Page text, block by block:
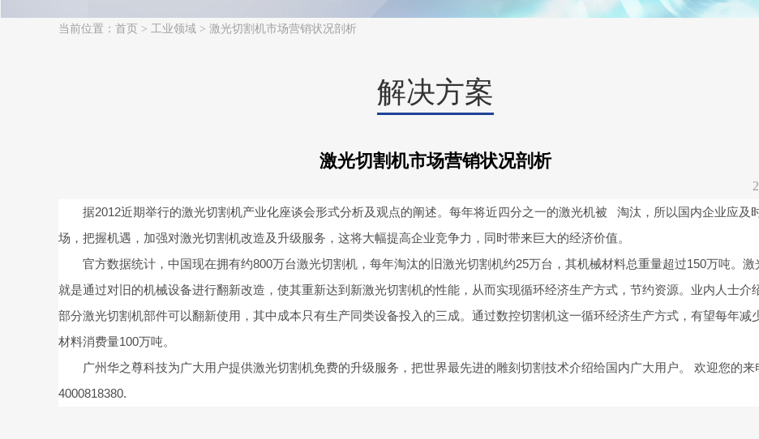
当前位置： 首页 > 工业领域 > 激光切割机市场营销状况剖析
解决方案
激光切割机市场营销状况剖析
据2012近期举行的激光切割机产业化座谈会形式分析及观点的阐述。每年将近四分之一的激光机被 淘汰，所以国内企业应及
场，把握机遇，加强对激光切割机改造及升级服务，这将大幅提高企业竞争力，同时带来巨大的经济价值。
官方数据统计，中国现在拥有约800万台激光切割机，每年淘汰的旧激光切割机约25万台，其机械材料总重量超过150万吨。激
就是通过对旧的机械设备进行翻新改造，使其重新达到新激光切割机的性能，从而实现循环经济生产方式，节约资源。业内人士介
部分激光切割机部件可以翻新使用，其中成本只有生产同类设备投入的三成。通过数控切割机这一循环经济生产方式，有望每年减
材料消费量100万吨。
广州华之尊科技为广大用户提供激光切割机免费的升级服务，把世界最先进的雕刻切割技术介绍给国内广大用户。 欢迎您的来
4000818380.